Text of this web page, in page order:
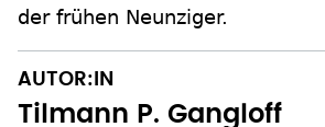
der frühen Neunziger.
AUTOR:IN
Tilmann P. Gangloff